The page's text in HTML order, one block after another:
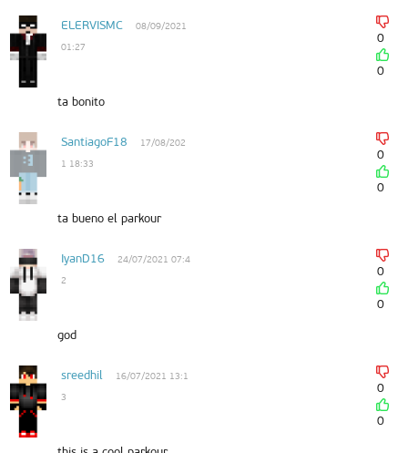
ELERVISMC
08/09/2021
01:27
0
0
ta bonito
SantiagoF18
17/08/202
1 18:33
0
0
ta bueno el parkour
IyanD16
24/07/2021 07:4
2
0
0
god
sreedhil
16/07/2021 13:1
3
0
0